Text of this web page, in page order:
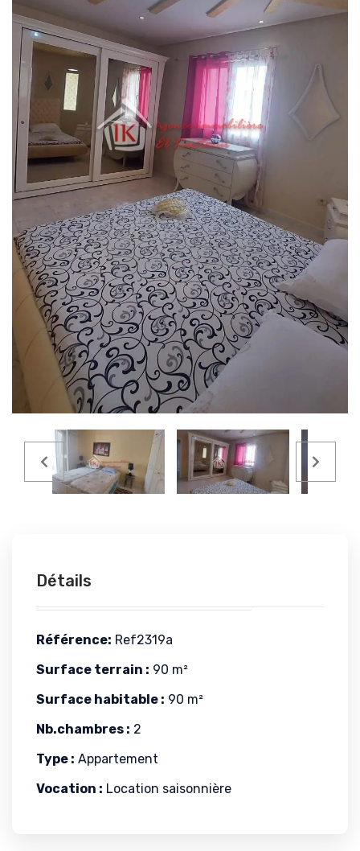
Détails
Référence: Ref2319a
Surface terrain : 90 m²
Surface habitable : 90 m²
Nb.chambres : 2
Type : Appartement
Vocation : Location saisonnière